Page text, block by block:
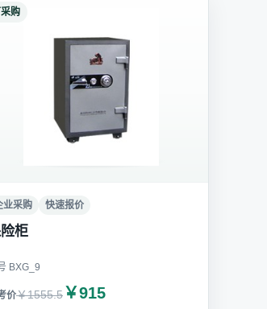
购
业采购 快速报价
柜
BXG_9
￥1555.5 ￥915